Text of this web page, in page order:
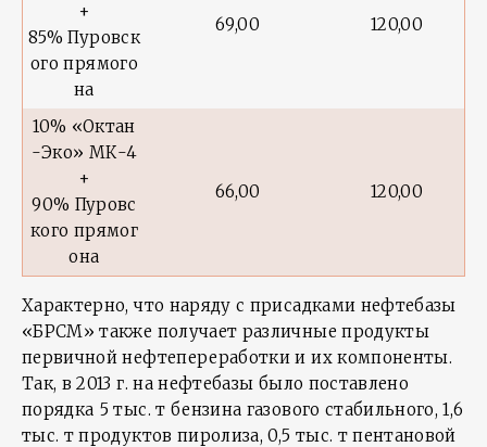
+
85% Пуровск
ого прямого
на
69,00 120,00
10% «Октан
-Эко» МК-4
+
90% Пуровс
кого прямог
она
66,00 120,00
Характерно, что наряду с присадками нефтебазы
«БРСМ» также получает различные продукты
первичной нефтепереработки и их компоненты.
Так, в 2013 г. на нефтебазы было поставлено
порядка 5 тыс. т бензина газового стабильного, 1,6
тыс. т продуктов пиролиза, 0,5 тыс. т пентановой